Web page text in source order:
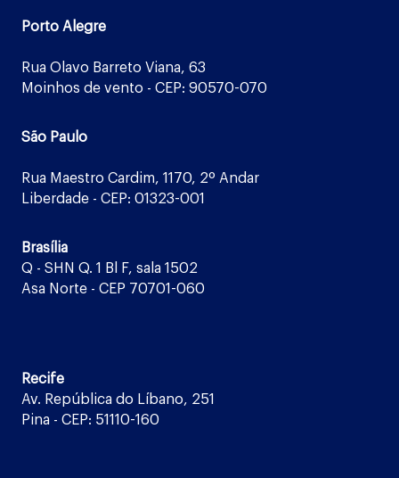
Porto Alegre
Rua Olavo Barreto Viana, 63
Moinhos de vento - CEP: 90570-070
São Paulo
Rua Maestro Cardim, 1170, 2º Andar
Liberdade - CEP: 01323-001
Brasília
Q - SHN Q. 1 Bl F, sala 1502
Asa Norte - CEP 70701-060
Recife
Av. República do Líbano, 251
Pina - CEP: 51110-160